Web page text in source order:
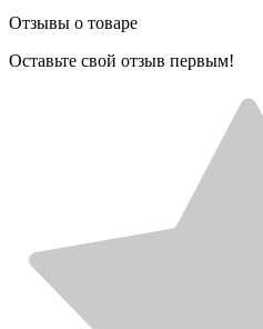
Отзывы о товаре
Оставьте свой отзыв первым!